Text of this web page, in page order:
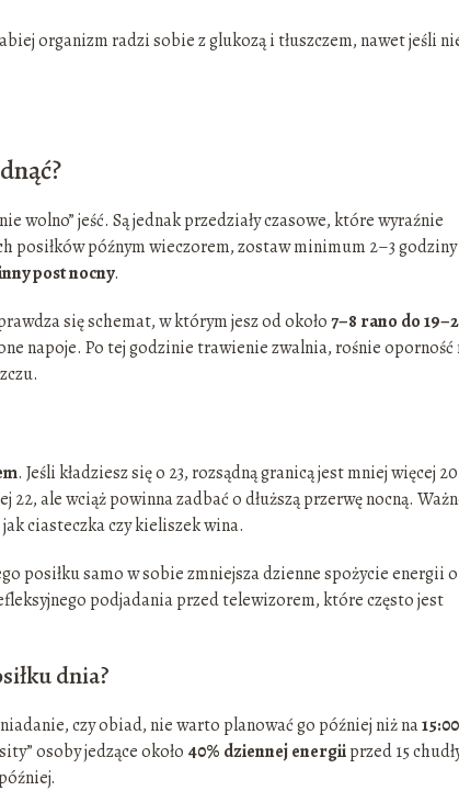
organizm radzi sobie z glukozą i tłuszczem, nawet jeśli
wolno” jeść. Są jednak przedziały czasowe, które wyraźnie
posiłków późnym wieczorem, zostaw minimum 2–3 godziny
post nocny.
się schemat, w którym jesz od około7–8 rano do
napoje. Po tej godzinie trawienie zwalnia, rośnie oporność
. Jeśli kładziesz się o 23, rozsądną granicą jest mniej więcej
22, ale wciąż powinna zadbać o dłuższą przerwę nocną.
ciasteczka czy kieliszek wina.
posiłku samo w sobie zmniejsza dzienne spożycie energii o
podjadania przed telewizorem, które często jest
dnia?
czy obiad, nie warto planować go później niż na15:00
osoby jedzące około 40% dziennej energiiprzed 15